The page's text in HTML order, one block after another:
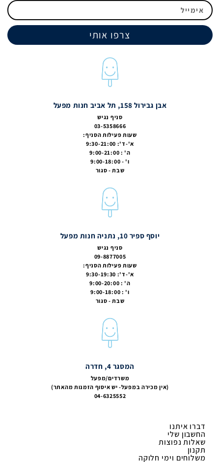
דברו איתנו
החשבון שלי
שאלות נפוצות
תקנון
משלוחים וימי חלוקה
אבן גבירול 158, תל אביב חנות מפעל
סניף נגיש
03-5358666
שעות פעילות הסניף:
א'-ד': 9:30-21:00
ה' : 9:00-21:00
ו' - 9:00-18:00
שבת - סגור
יוסף ספיר 10, נתניה חנות מפעל
סניף נגיש
09-8877005
שעות פעילות הסניף:
א'-ד': 9:30-19:30
ה' : 9:00-20:00
ו' : 9:00-18:00
שבת - סגור
המסגר 4, חדרה
משרדים/מפעל
(אין מכירה במפעל- יש איסוף הזמנות מהאתר)
04-6325552
צרפו אותי